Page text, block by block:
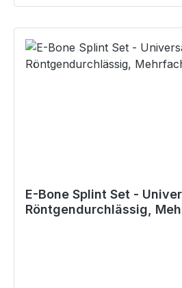
E-Bone Splint Set -
Röntgendurchlässig,